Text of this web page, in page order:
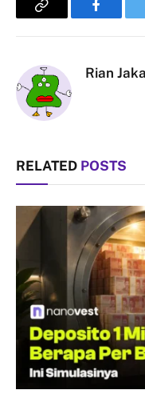
Copy
Rian
RELATED POSTS